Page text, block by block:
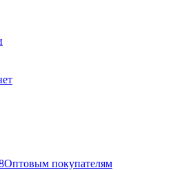
Оптовым покупателям